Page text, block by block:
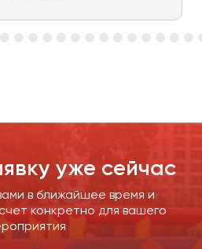
уже сейчас
в ближайшее время и
конкретно для вашего